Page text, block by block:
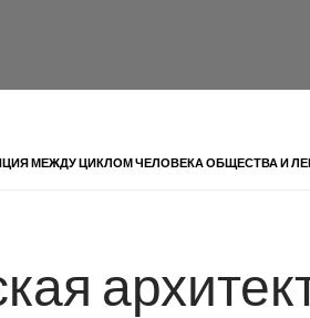
МЕЖДУ ЦИКЛОМ ЧЕЛОВЕКА ОБЩЕСТВА И